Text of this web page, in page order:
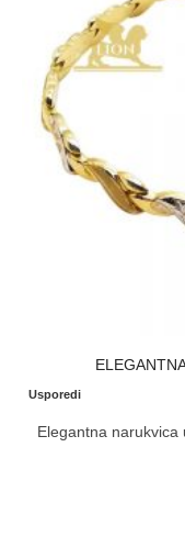
Usporedi
Elegantna narukvica